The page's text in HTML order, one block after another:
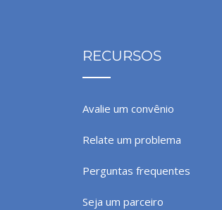
RECURSOS
Avalie um convênio
Relate um problema
Perguntas frequentes
Seja um parceiro